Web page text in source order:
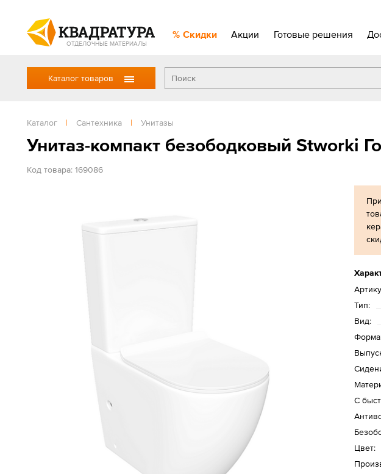
ОТДЕЛОЧНЫЕ МАТЕРИАЛЫ
Скидки Акции Готовые решения
Каталог товаров
Каталог | Сантехника | Унитазы
Унитаз-компакт безободковый Stworki
Код товара: 169086
Тип:
Вид:
С
Цвет: